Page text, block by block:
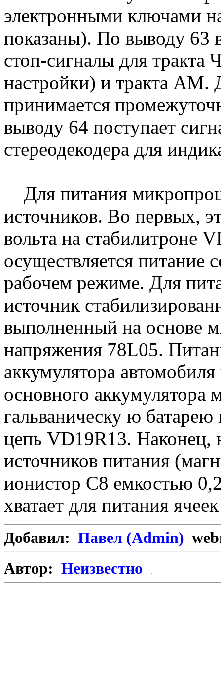
электронными ключами
показаны). По выводу 63
стоп-сигналы для
настройки) и тракта АМ.
принимается
выводу 64 поступает
стереодекодера для
Для питания
источников. Во первых,
вольта на стабилитроне
осуществляется питание
рабочем режиме. Для
источник
выполненный на основе
напряжения 78L05.
аккумулятора
основного
гальваническу ю
цепь VD19R13. Наконец,
источников питания
ионистор С8 емкостью
хватает для питания
Добавил: Павел (Admin)
Автор: Неизвестно